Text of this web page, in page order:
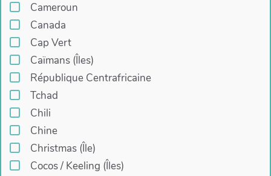
Cameroun
Canada
Cap Vert
Caïmans (Îles)
République Centrafricaine
Tchad
Chili
Chine
Christmas (Île)
Cocos / Keeling (Îles)